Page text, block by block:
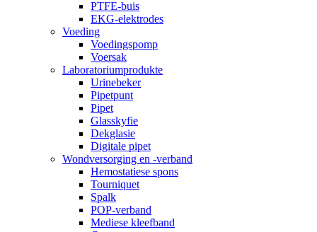
PTFE-buis
EKG-elektrodes
Voeding
Voedingspomp
Voersak
Laboratoriumprodukte
Urinebeker
Pipetpunt
Pipet
Glasskyfie
Dekglasie
Digitale pipet
Wondversorging en -verband
Hemostatiese spons
Tourniquet
Spalk
POP-verband
Mediese kleefband